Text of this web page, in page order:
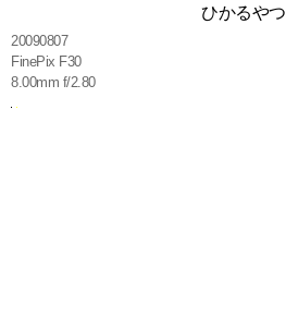
ひかるやつ
20090807
FinePix F30
8.00mm f/2.80